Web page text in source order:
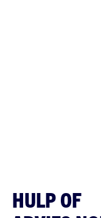
HULP OF